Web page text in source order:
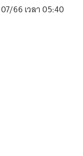
66 เวลา 05:40